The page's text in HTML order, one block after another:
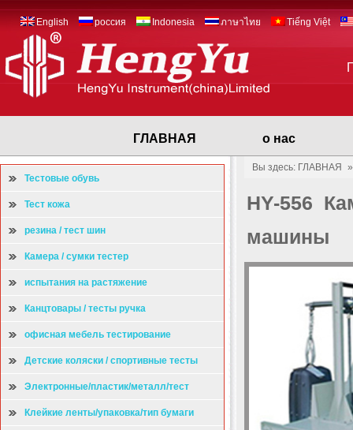
Tiếng Việt
ภาษาไทย
Indonesia
россия
English
ГЛАВНАЯ о нас
Тестовые обувь
Тест кожа
резина / тест шин
Камера / сумки тестер
испытания на растяжение
Канцтовары / тесты ручка
офисная мебель тестирование
Детские коляски / спортивные тесты
Электронные/пластик/металл/тест
Клейкие ленты/упаковка/тип бумаги
Вы здесь: ГЛАВНАЯ
HY-556
машины